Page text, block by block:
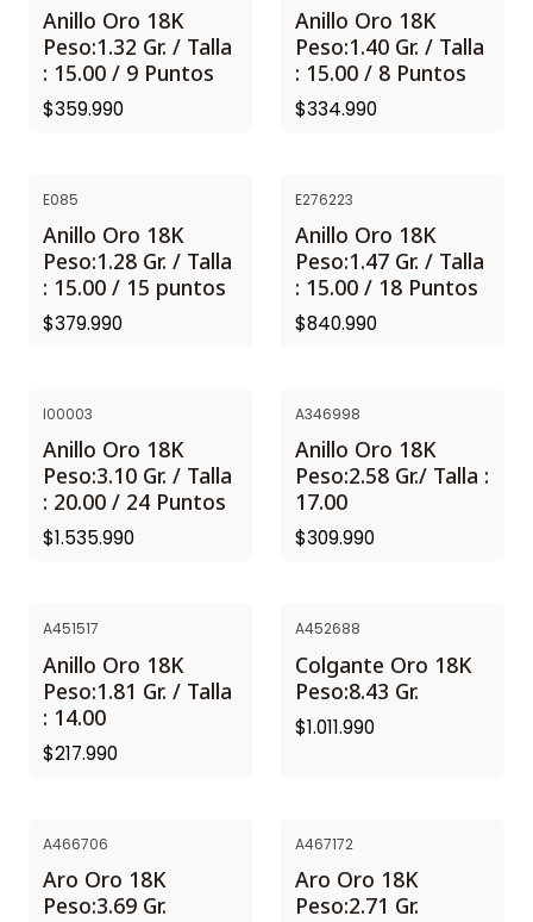
Anillo Oro 18K
Peso:1.32 Gr. / Talla
: 15.00 / 9 Puntos
$359.990
Anillo Oro 18K
Peso:1.40 Gr. / Talla
: 15.00 / 8 Puntos
$334.990
E085
Anillo Oro 18K
Peso:1.28 Gr. / Talla
: 15.00 / 15 puntos
$379.990
E276223
Anillo Oro 18K
Peso:1.47 Gr. / Talla
: 15.00 / 18 Puntos
$840.990
I00003
Anillo Oro 18K
Peso:3.10 Gr. / Talla
: 20.00 / 24 Puntos
$1.535.990
A346998
Anillo Oro 18K
Peso:2.58 Gr./ Talla :
17.00
$309.990
A451517
Anillo Oro 18K
Peso:1.81 Gr. / Talla
: 14.00
$217.990
A452688
Colgante Oro 18K
Peso:8.43 Gr.
$1.011.990
A466706
Aro Oro 18K
Peso:3.69 Gr.
A467172
Aro Oro 18K
Peso:2.71 Gr.